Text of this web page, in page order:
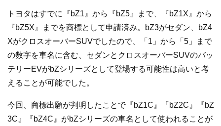
トヨタはすでに『bZ1』から『bZ5』まで、『bZ1X』から
『bZ5X』までを商標として申請済み。bZ3がセダン、bZ4
XがクロスオーバーSUVでしたので、「1」から「5」まで
の数字を車名に含む、セダンとクロスオーバーSUVのバッ
テリーEVがbZシリーズとして登場する可能性は高いと考
えることが可能でした。
今回、商標出願が判明したことで『bZ1C』『bZ2C』『bZ
3C』『bZ4C』がbZシリーズの車名として使われることが